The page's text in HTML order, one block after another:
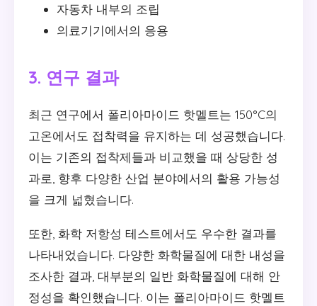
자동차 내부의 조립
의료기기에서의 응용
3. 연구 결과
최근 연구에서 폴리아마이드 핫멜트는 150°C의
고온에서도 접착력을 유지하는 데 성공했습니다.
이는 기존의 접착제들과 비교했을 때 상당한 성
과로, 향후 다양한 산업 분야에서의 활용 가능성
을 크게 넓혔습니다.
또한, 화학 저항성 테스트에서도 우수한 결과를
나타내었습니다. 다양한 화학물질에 대한 내성을
조사한 결과, 대부분의 일반 화학물질에 대해 안
정성을 확인했습니다. 이는 폴리아마이드 핫멜트